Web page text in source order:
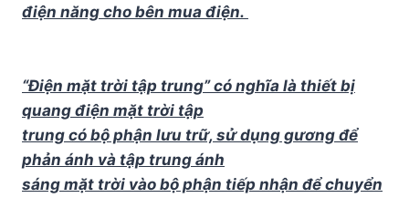
điện năng cho bên mua điện.
“Điện mặt trời tập trung” có nghĩa là thiết bị
quang điện mặt trời tập
trung có bộ phận lưu trữ, sử dụng gương để
phản ánh và tập trung ánh
sáng mặt trời vào bộ phận tiếp nhận để chuyển